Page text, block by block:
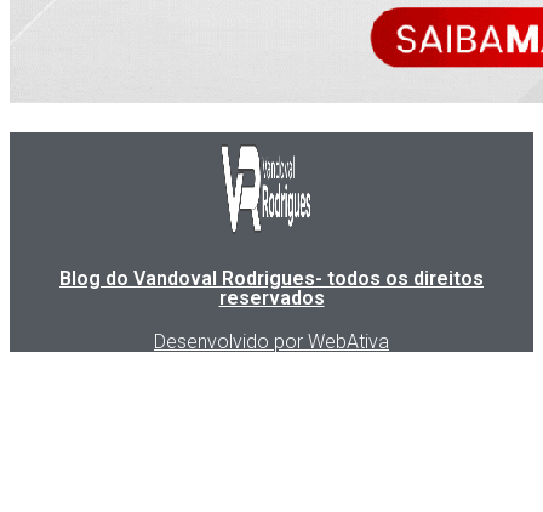
Blog do Vandoval Rodrigues- todos os direitos
reservados
Desenvolvido por WebAtiva